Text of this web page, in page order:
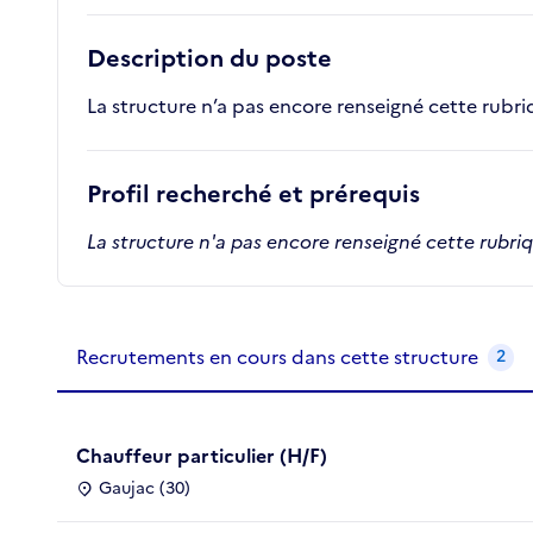
Description du poste
La structure n’a pas encore renseigné cette
Profil recherché et prérequis
La structure n'a pas encore renseigné cette
Recrutements de la structure
Recrutements en cours dans cette structure 2
Chauffeur particulier (H/F)
Gaujac (30)